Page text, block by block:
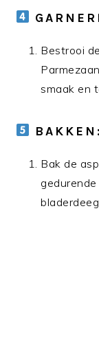
Bestrooi
smaak en
BAKKEN:
Bak de